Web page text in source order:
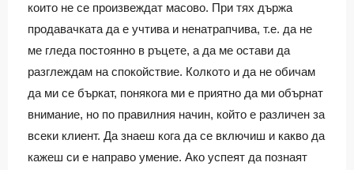
които не се произвеждат масово. При тях държа
продавачката да е учтива и ненатрапчива, т.е. да не
ме гледа постоянно в ръцете, а да ме остави да
разглеждам на спокойствие. Колкото и да не обичам
да ми се бъркат, понякога ми е приятно да ми обърнат
внимание, но по правилния начин, който е различен за
всеки клиент. Да знаеш кога да се включиш и какво да
кажеш си е направо умение. Ако успеят да познаят